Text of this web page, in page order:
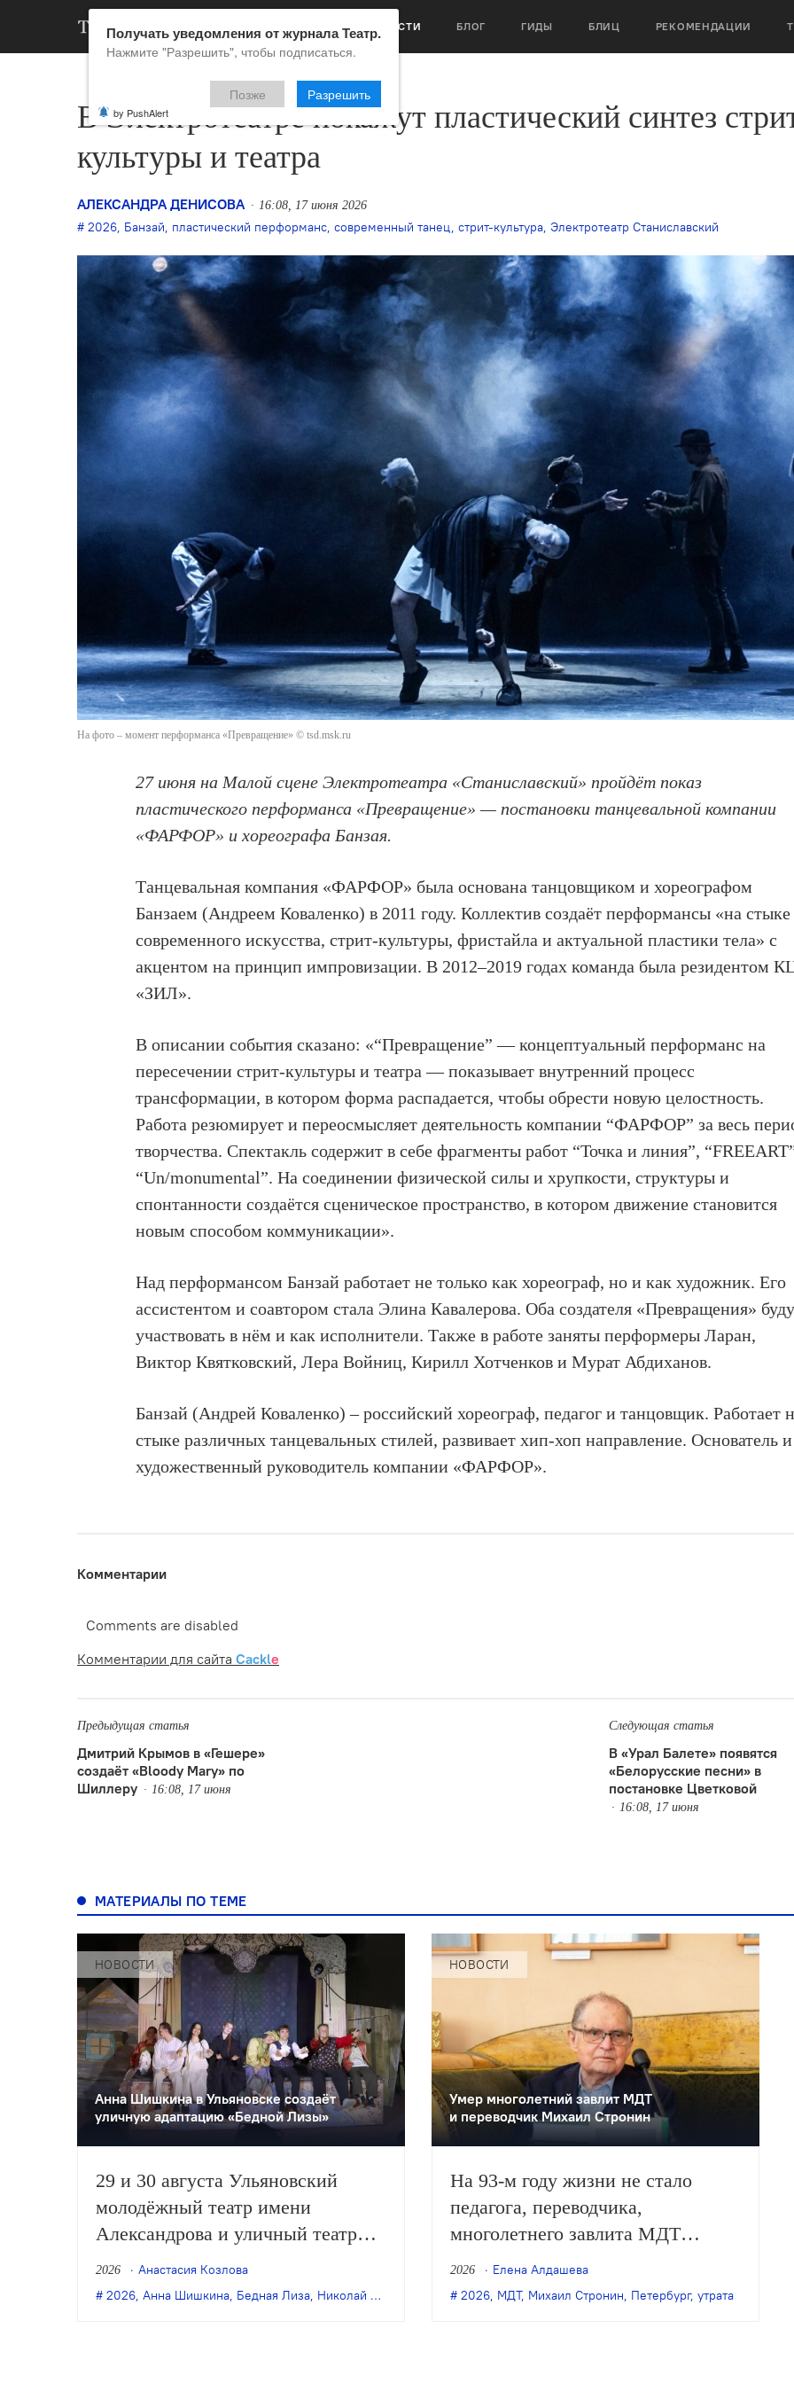
НОВОСТИ БЛОГ ГИДЫ БЛИЦ РЕКОМЕНДАЦИИ
В Электротеатре покажут пластический синтез
культуры и театра
АЛЕКСАНДРА ДЕНИСОВА 16:08, 17 июня 2026
2026, Банзай, пластический перформанс, современный танец, стрит-культура, Электротеатр Станиславский
На фото – момент перформанса «Превращение» © tsd.msk.ru
27 июня на Малой сцене Электротеатра «Станиславский» пройдёт показ
пластического перформанса «Превращение» — постановки танцевальной компании
«ФАРФОР» и хореографа Банзая.
Танцевальная компания «ФАРФОР» была основана танцовщиком и хореографом
Банзаем (Андреем Коваленко) в 2011 году. Коллектив создаёт перформансы «на стыке
современного искусства, стрит-культуры, фристайла и актуальной пластики тела» с
акцентом на принцип импровизации. В 2012–2019 годах команда была резидентом
«ЗИЛ».
В описании события сказано: «“Превращение” — концептуальный перформанс на
пересечении стрит-культуры и театра — показывает внутренний процесс
трансформации, в котором форма распадается, чтобы обрести новую целостность.
Работа резюмирует и переосмысляет деятельность компании “ФАРФОР” за весь
творчества. Спектакль содержит в себе фрагменты работ “Точка и линия”,
“Un/monumental”. На соединении физической силы и хрупкости, структуры и
спонтанности создаётся сценическое пространство, в котором движение становится
новым способом коммуникации».
Над перформансом Банзай работает не только как хореограф, но и как художник. Его
ассистентом и соавтором стала Элина Кавалерова. Оба создателя «Превращения»
участвовать в нём и как исполнители. Также в работе заняты перформеры Ларан,
Виктор Квятковский, Лера Войниц, Кирилл Хотченков и Мурат Абдиханов.
Банзай (Андрей Коваленко) – российский хореограф, педагог и танцовщик. Работает
стыке различных танцевальных стилей, развивает хип-хоп направление. Основатель и
художественный руководитель компании «ФАРФОР».
Комментарии
Comments are disabled
Комментарии для сайта Cackle
Предыдущая статья
Дмитрий Крымов в «Гешере»
создаёт «Bloody Mary» по
Шиллеру
16:08, 17 июня
Следующая статья
В «Урал Балете» появятся
«Белорусские песни» в
постановке Цветковой
16:08, 17 июня
МАТЕРИАЛЫ ПО ТЕМЕ
НОВОСТИ
Анна Шишкина в Ульяновске создаëт
уличную адаптацию «Бедной Лизы»
29 и 30 августа Ульяновский
молодёжный театр имени
Александрова и уличный театр
«Странствующие куклы
господина Пэжо» из Санкт-
2026
Анастасия Козлова
2026, Анна Шишкина, Бедная Лиза, Николай Карамзин премьера, ПЭЖО,Ульяновск,Ульяновский молодёжный
НОВОСТИ
Умер многолетний завлит МДТ
и переводчик Михаил Стронин
На 93-м году жизни не стало
педагога, переводчика,
многолетнего завлита МДТ
и соратника Льва Додина,
заслуженного деятеля искусств
2026
Елена Алдашева
2026, МДТ, Михаил Стронин, Петербург, утрата
Получать уведомления от журнала Театр.
Нажмите "Разрешить", чтобы подписаться.
Позже Разрешить
by PushAlert